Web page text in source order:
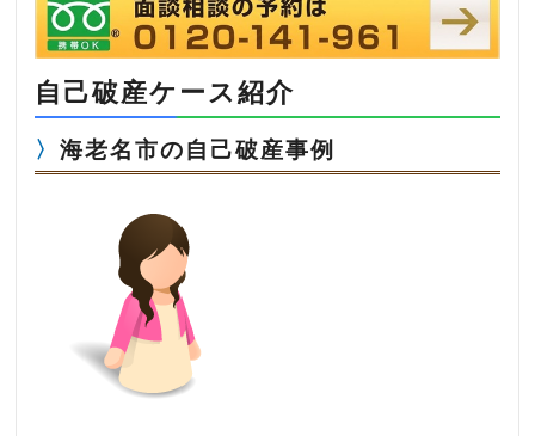
自己破産ケース紹介
海老名市の自己破産事例